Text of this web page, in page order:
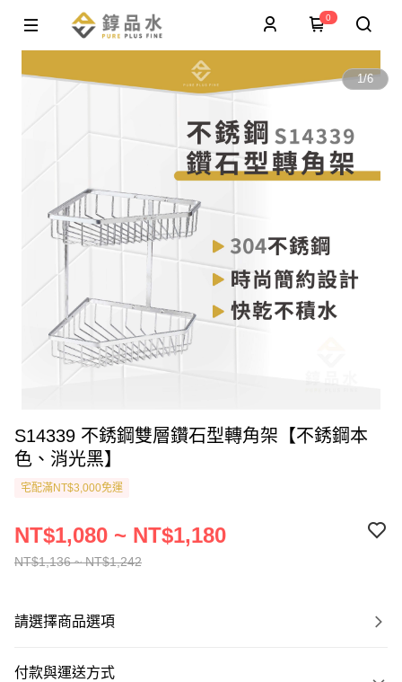
0
1/6
S14339 不銹鋼雙層鑽石型轉角架【不銹鋼本
色、消光黑】
宅配滿NT$3,000免運
NT$1,136 ~ NT$1,242
NT$1,080 ~ NT$1,180
請選擇商品選項
付款與運送方式